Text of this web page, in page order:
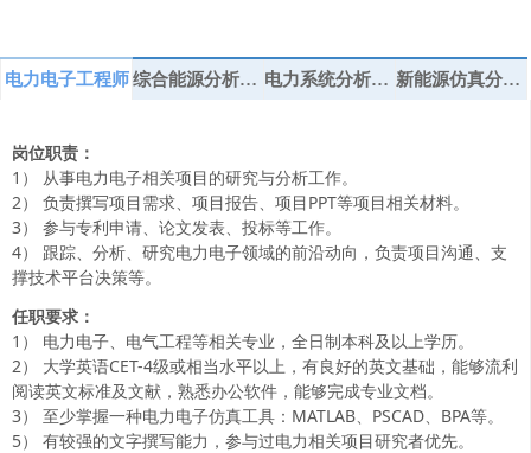
电力电子工程师 综合能源分析工程师 电力系统分析工程师 新能源仿真分析工程师
岗位职责：
1） 从事电力电子相关项目的研究与分析工作。
2） 负责撰写项目需求、项目报告、项目PPT等项目相关材料。
3） 参与专利申请、论文发表、投标等工作。
4） 跟踪、分析、研究电力电子领域的前沿动向，负责项目沟通、支
撑技术平台决策等。
任职要求：
1） 电力电子、电气工程等相关专业，全日制本科及以上学历。
2） 大学英语CET-4级或相当水平以上，有良好的英文基础，能够流利
阅读英文标准及文献，熟悉办公软件，能够完成专业文档。
3） 至少掌握一种电力电子仿真工具：MATLAB、PSCAD、BPA等。
5） 有较强的文字撰写能力，参与过电力相关项目研究者优先。